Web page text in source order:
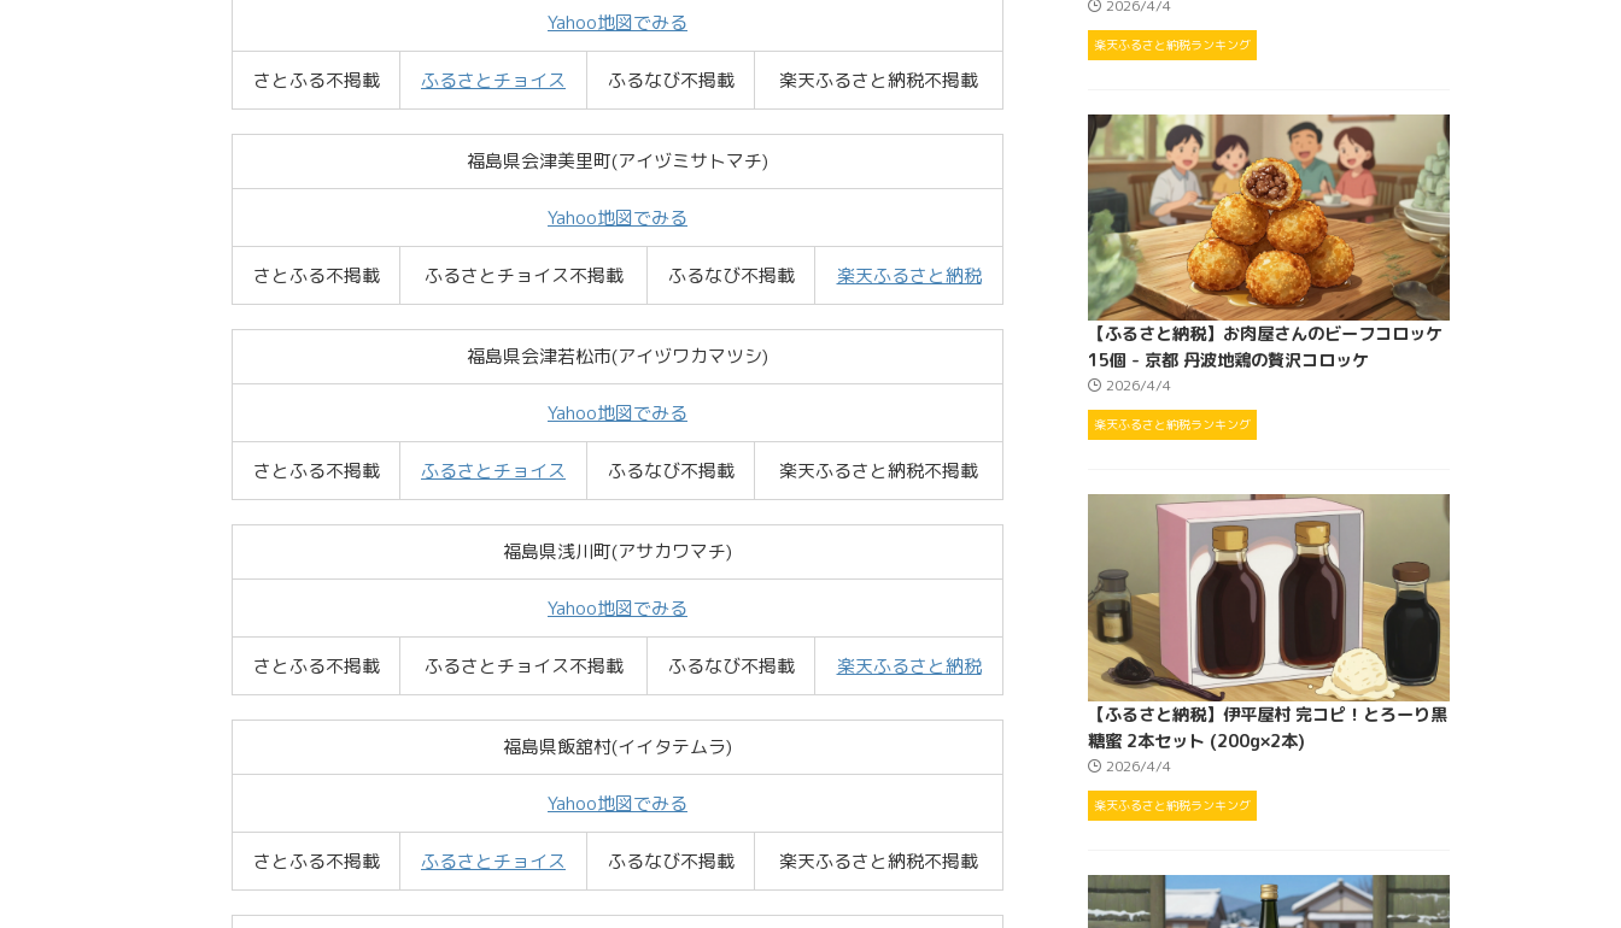
Yahoo地図でみる
さとふる不掲載 ふるさとチョイス ふるなび不掲載 楽天ふるさと納税不掲載
福島県会津美里町(アイヅミサトマチ)
Yahoo地図でみる
さとふる不掲載 ふるさとチョイス不掲載 ふるなび不掲載 楽天ふるさと納税
福島県会津若松市(アイヅワカマツシ)
Yahoo地図でみる
さとふる不掲載 ふるさとチョイス ふるなび不掲載 楽天ふるさと納税不掲載
福島県浅川町(アサカワマチ)
Yahoo地図でみる
さとふる不掲載 ふるさとチョイス不掲載 ふるなび不掲載 楽天ふるさと納税
福島県飯舘村(イイタテムラ)
Yahoo地図でみる
さとふる不掲載 ふるさとチョイス ふるなび不掲載 楽天ふるさと納税不掲載
2026/4/4
楽天ふるさと納税ランキング
【ふるさと納税】お肉屋さんのビーフコロッケ
15個 - 京都 丹波地鶏の贅沢コロッケ
2026/4/4
楽天ふるさと納税ランキング
【ふるさと納税】伊平屋村 完コピ！とろーり黒
糖蜜 2本セット (200g×2本)
2026/4/4
楽天ふるさと納税ランキング